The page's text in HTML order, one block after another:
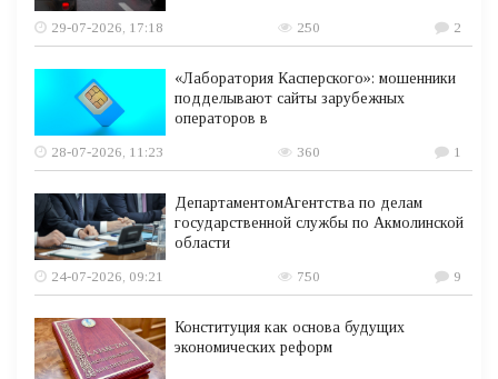
29-07-2026, 17:18 250 2
«Лаборатория Касперского»: мошенники
подделывают сайты зарубежных
операторов в
28-07-2026, 11:23
360 1
ДепартаментомАгентства по делам
государственной службы по Акмолинской
области
24-07-2026, 09:21
750 9
Конституция как основа будущих
экономических реформ